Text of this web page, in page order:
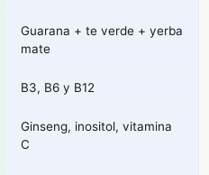
Guarana + te verde + yerba
mate
B3, B6 y B12
Ginseng, inositol, vitamina
C